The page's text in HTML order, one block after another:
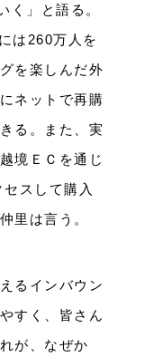
く」と語る。
は260万人を
を楽しんだ外
ネットで再購
る。また、実
境ＥＣを通じ
スして購入
里は言う。
るインバウン
すく、皆さん
が、なぜか